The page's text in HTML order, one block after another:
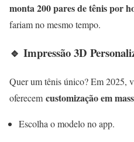
monta 200 pares de tênis por
fariam no mesmo tempo.
🔹 Impressão 3D
Quer um tênis único? Em 2025,
oferecem customização em
Escolha o modelo no app.